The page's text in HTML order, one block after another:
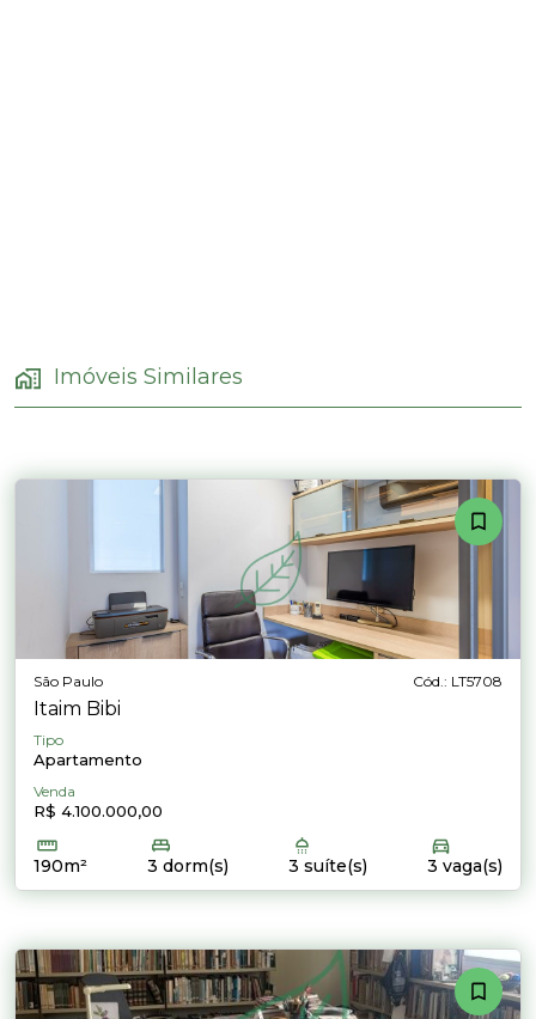
Imóveis Similares
São Paulo Cód.: LT5708
Itaim Bibi
Tipo
Apartamento
Venda
R$ 4.100.000,00
190m² 3 dorm(s) 3 suíte(s) 3 vaga(s)